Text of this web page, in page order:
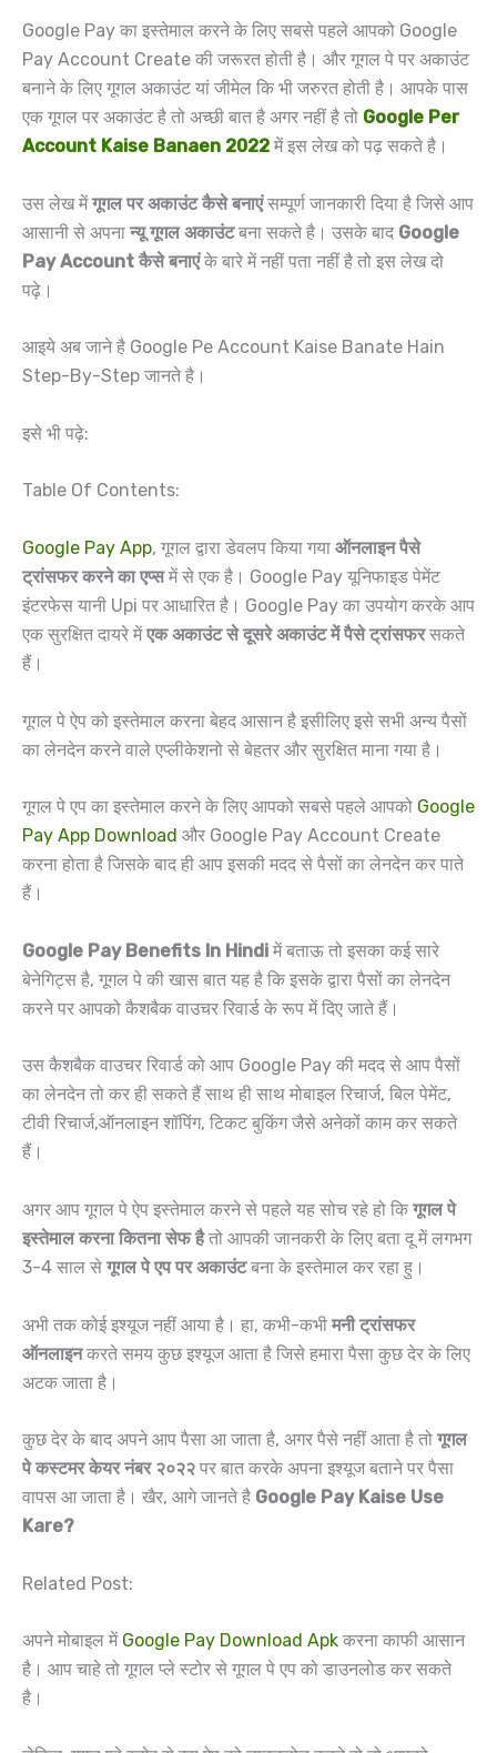
Google Pay का इस्तेमाल करने के लिए सबसे पहले आपको Google
Pay Account Create की जरूरत होती है। और गूगल पे पर अकाउंट
बनाने के लिए गूगल अकाउंट यां जीमेल कि भी जरुरत होती है। आपके पास
एक गूगल पर अकाउंट है तो अच्छी बात है अगर नहीं है तो Google Per
Account Kaise Banaen 2022 में इस लेख को पढ़ सकते है।
उस लेख मेंगूगल पर अकाउंट कैसे बनाएंसम्पूर्ण जानकारी दिया है जिसे आप
आसानी से अपना न्यू गूगल अकाउंटबना सकते है। उसके बाद Google
Pay Account कैसे बनाएंके बारे में नहीं पता नहीं है तो इस लेख दो
पढ़े।
आइये अब जाने है Google Pe Account Kaise Banate Hain
Step-By-Step जानते है।
इसे भी पढ़े:
Table Of Contents:
Google Pay App, गूगल द्वारा डेवलप किया गया ऑनलाइन पैसे
ट्रांसफर करने का एप्समें से एक है। Google Pay यूनिफाइड पेमेंट
इंटरफेस यानी Upi पर आधारित है। Google Pay का उपयोग करके आप
एक सुरक्षित दायरे मेंएक अकाउंट से दूसरे अकाउंट में पैसे ट्रांसफरसकते
हैं।
गूगल पे ऐप को इस्तेमाल करना बेहद आसान है इसीलिए इसे सभी अन्य पैसों
का लेनदेन करने वाले एप्लीकेशनो से बेहतर और सुरक्षित माना गया है।
गूगल पे एप का इस्तेमाल करने के लिए आपको सबसे पहले आपको Google
Pay App Download और Google Pay Account Create
करना होता है जिसके बाद ही आप इसकी मदद से पैसों का लेनदेन कर पाते
हैं।
Google Pay Benefits In Hindi में बताऊ तो इसका कई सारे
बेनेगिट्स है, गूगल पे की खास बात यह है कि इसके द्वारा पैसों का लेनदेन
करने पर आपको कैशबैक वाउचर रिवार्ड के रूप में दिए जाते हैं।
उस कैशबैक वाउचर रिवार्ड को आप Google Pay की मदद से आप पैसों
का लेनदेन तो कर ही सकते हैं साथ ही साथ मोबाइल रिचार्ज, बिल पेमेंट,
टीवी रिचार्ज,ऑनलाइन शॉपिंग, टिकट बुकिंग जैसे अनेकों काम कर सकते
हैं।
अगर आप गूगल पे ऐप इस्तेमाल करने से पहले यह सोच रहे हो कि गूगल पे
इस्तेमाल करना कितना सेफ हैतो आपकी जानकरी के लिए बता दू में लगभग
3-4 साल से गूगल पे एप पर अकाउंटबना के इस्तेमाल कर रहा हु।
अभी तक कोई इश्यूज नहीं आया है। हा, कभी-कभी मनी ट्रांसफर
ऑनलाइनकरते समय कुछ इश्यूज आता है जिसे हमारा पैसा कुछ देर के लिए
अटक जाता है।
कुछ देर के बाद अपने आप पैसा आ जाता है, अगर पैसे नहीं आता है तो गूगल
पे कस्टमर केयर नंबर २०२२ पर बात करके अपना इश्यूज बताने पर पैसा
वापस आ जाता है। खैर, आगे जानते है Google Pay Kaise Use
Kare?
Related Post:
अपने मोबाइल में Google Pay Download Apk करना काफी आसान
है। आप चाहे तो गूगल प्ले स्टोर से गूगल पे एप को डाउनलोड कर सकते
है।